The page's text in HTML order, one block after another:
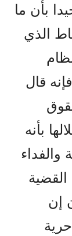
بأن ما
الذي
قال
بأنه
إن